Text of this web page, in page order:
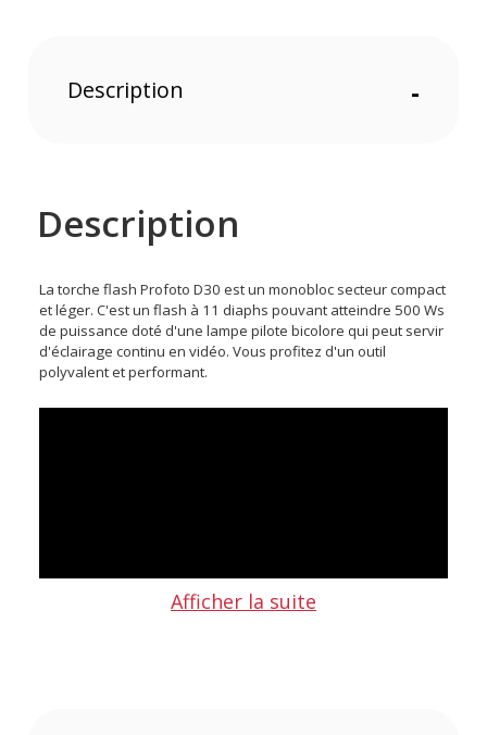
Description -
Description
La torche flash Profoto D30 est un monobloc secteur compact
et léger. C'est un flash à 11 diaphs pouvant atteindre 500 Ws
de puissance doté d'une lampe pilote bicolore qui peut servir
d'éclairage continu en vidéo. Vous profitez d'un outil
polyvalent et performant.
Afficher la suite